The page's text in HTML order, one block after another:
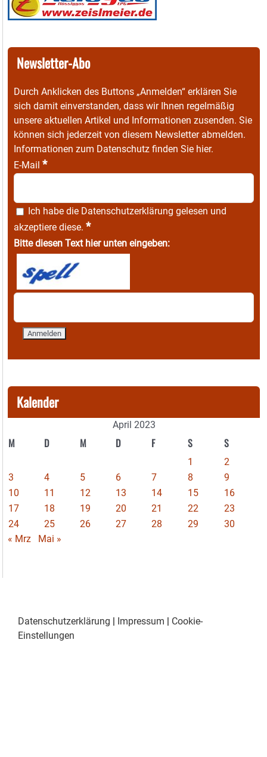
Newsletter-Abo
Durch Anklicken des Buttons „Anmelden“ erklären Sie
sich damit einverstanden, dass wir Ihnen regelmäßig
unsere aktuellen Artikel und Informationen zusenden. Sie
können sich jederzeit von diesem Newsletter abmelden.
Informationen zum Datenschutz finden Sie hier.
E-Mail *
Ich habe die Datenschutzerklärung gelesen und
akzeptiere diese. *
Bitte diesen Text hier unten eingeben:
Kalender
April 2023
M D M D F S S
1
2
3
4 5 6 7 8
9
10
11 12 13 14 15
16
17
18 19 20 21 22
23
24
25 26 27 28 29
30
« Mrz
Mai »
Datenschutzerklärung | Impressum | Cookie-
Einstellungen